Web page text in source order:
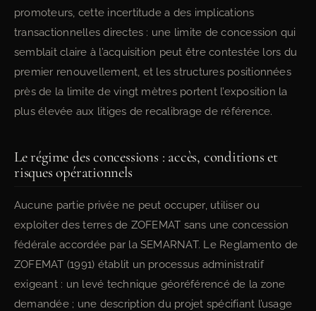
promoteurs, cette incertitude a des implications
transactionnelles directes : une limite de concession qui
semblait claire à l’acquisition peut être contestée lors du
premier renouvellement, et les structures positionnées
près de la limite de vingt mètres portent l’exposition la
plus élevée aux litiges de recalibrage de référence.
Le régime des concessions : accès, conditions et
risques opérationnels
Aucune partie privée ne peut occuper, utiliser ou
exploiter des terres de ZOFEMAT sans une concession
fédérale accordée par la SEMARNAT. Le Reglamento de
ZOFEMAT (1991) établit un processus administratif
exigeant : un levé technique géoréférencé de la zone
demandée ; une description du projet spécifiant l’usage